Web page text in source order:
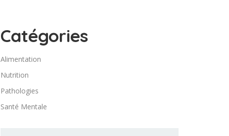
Catégories
Alimentation
Nutrition
Pathologies
Santé Mentale